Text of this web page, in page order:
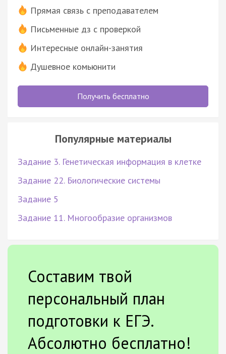
Прямая связь с преподавателем
Письменные дз с проверкой
Интересные онлайн-занятия
Душевное комьюнити
Получить бесплатно
Популярные материалы
Задание 3. Генетическая информация в клетке
Задание 22. Биологические системы
Задание 5
Задание 11. Многообразие организмов
Составим твой
персональный план
подготовки к ЕГЭ.
Абсолютно бесплатно!